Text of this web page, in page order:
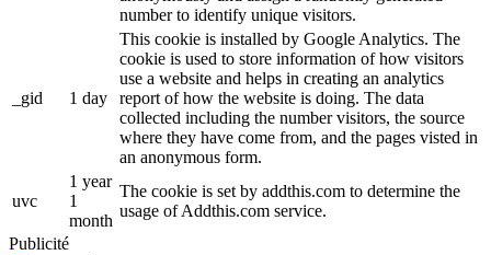
number to identify unique visitors.
_gid 1 day
This cookie is installed by Google Analytics. The
cookie is used to store information of how visitors
use a website and helps in creating an analytics
report of how the website is doing. The data
collected including the number visitors, the source
where they have come from, and the pages visted in
an anonymous form.
uvc
1 year
1
month
The cookie is set by addthis.com to determine the
usage of Addthis.com service.
Publicité